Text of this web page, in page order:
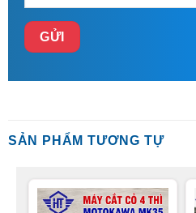
SẢN PHẨM TƯƠNG TỰ